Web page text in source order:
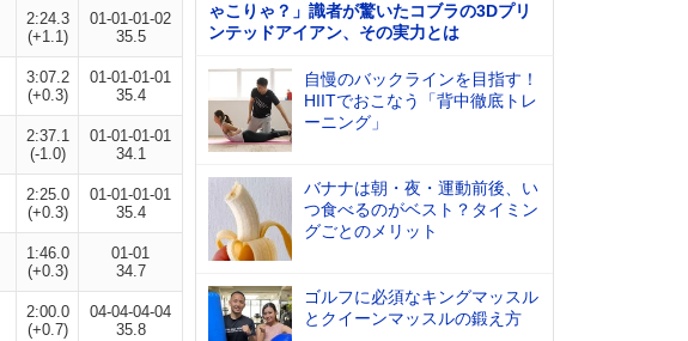
2:24.3
(+1.1)
01-01-01-02
35.5
3:07.2
(+0.3)
01-01-01-01
35.4
2:37.1
(-1.0)
01-01-01-01
34.1
2:25.0
(+0.3)
01-01-01-01
35.4
1:46.0
(+0.3)
01-01
34.7
2:00.0
(+0.7)
04-04-04-04
35.8
ゃこりゃ？」識者が驚いたコブラの3Dプリ
ンテッドアイアン、その実力とは
自慢のバックラインを目指す！
HIITでおこなう「背中徹底トレ
ーニング」
バナナは朝・夜・運動前後、い
つ食べるのがベスト？タイミン
グごとのメリット
ゴルフに必須なキングマッスル
とクイーンマッスルの鍛え方